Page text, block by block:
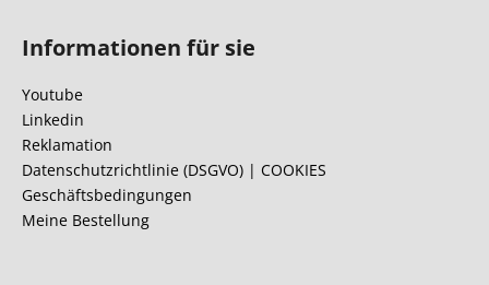
Informationen für sie
Youtube
Linkedin
Reklamation
Datenschutzrichtlinie (DSGVO) | COOKIES
Geschäftsbedingungen
Meine Bestellung